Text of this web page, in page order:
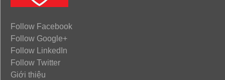
Follow Facebook
Follow Google+
Follow LinkedIn
Follow Twitter
Giới thiệu